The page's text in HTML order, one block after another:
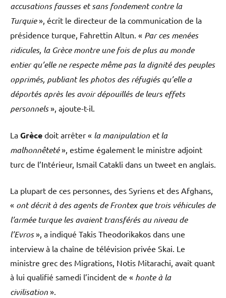
accusations fausses et sans fondement contre la
Turquie», écrit le directeur de la communication de la
présidence turque, Fahrettin Altun. « Par ces menées
ridicules, la Grèce montre une fois de plus au monde
entier qu’elle ne respecte même pas la dignité des peuples
opprimés, publiant les photos des réfugiés qu’elle a
déportés après les avoir dépouillés de leurs effets
personnels», ajoute-t-il.
La Grèce doit arrêter « la manipulation et la
malhonnêteté», estime également le ministre adjoint
turc de l’Intérieur, Ismail Catakli dans un tweet en anglais.
La plupart de ces personnes, des Syriens et des Afghans,
« ont décrit à des agents de Frontex que trois véhicules de
l’armée turque les avaient transférés au niveau de
l’Evros», a indiqué Takis Theodorikakos dans une
interview à la chaîne de télévision privée Skai. Le
ministre grec des Migrations, Notis Mitarachi, avait quant
à lui qualifié samedi l’incident de « honte à la
civilisation ».